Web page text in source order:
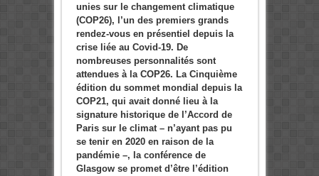
unies sur le changement climatique
(COP26), l’un des premiers grands
rendez-vous en présentiel depuis la
crise liée au Covid-19. De
nombreuses personnalités sont
attendues à la COP26. La Cinquième
édition du sommet mondial depuis la
COP21, qui avait donné lieu à la
signature historique de l’Accord de
Paris sur le climat – n’ayant pas pu
se tenir en 2020 en raison de la
pandémie –, la conférence de
Glasgow se promet d’être l’édition